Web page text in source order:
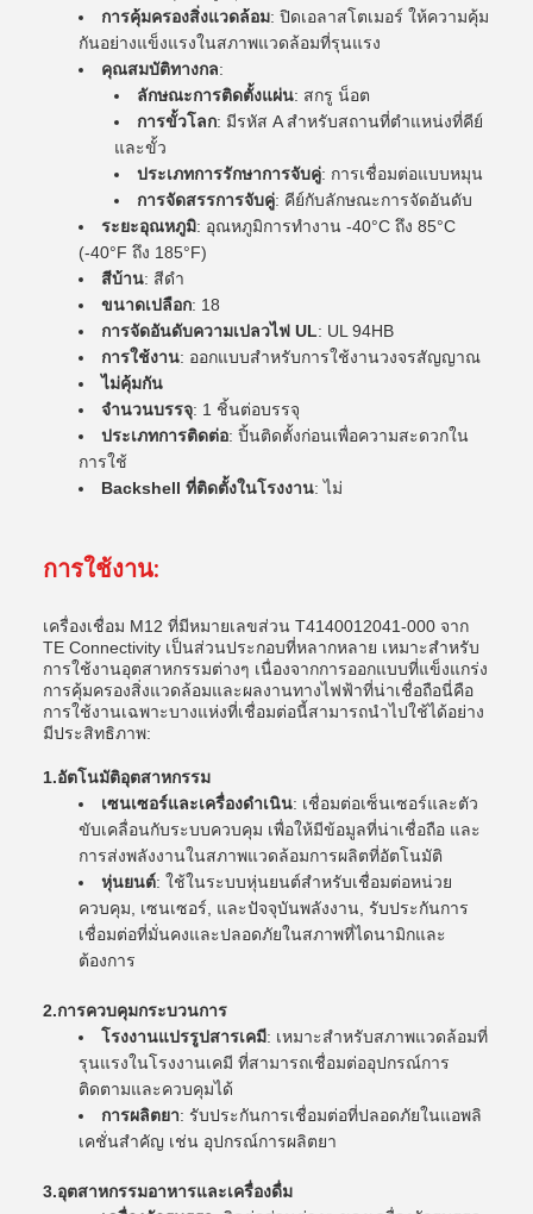
การคุ้มครองสิ่งแวดล้อม: ปิดเอลาสโตเมอร์ ให้ความคุ้ม
กันอย่างแข็งแรงในสภาพแวดล้อมที่รุนแรง
คุณสมบัติทางกล:
ลักษณะการติดตั้งแผ่น: สกรู น็อต
การขั้วโลก: มีรหัส A สําหรับสถานที่ตําแหน่งที่คีย์
และขั้ว
ประเภทการรักษาการจับคู่: การเชื่อมต่อแบบหมุน
การจัดสรรการจับคู่: คีย์กับลักษณะการจัดอันดับ
ระยะอุณหภูมิ: อุณหภูมิการทํางาน -40°C ถึง 85°C
(-40°F ถึง 185°F)
สีบ้าน: สีดํา
ขนาดเปลือก: 18
การจัดอันดับความเปลวไฟ UL: UL 94HB
การใช้งาน: ออกแบบสําหรับการใช้งานวงจรสัญญาณ
ไม่คุ้มกัน
จํานวนบรรจุ: 1 ชิ้นต่อบรรจุ
ประเภทการติดต่อ: ปิ้นติดตั้งก่อนเพื่อความสะดวกใน
การใช้
Backshell ที่ติดตั้งในโรงงาน: ไม่
การใช้งาน:
เครื่องเชื่อม M12 ที่มีหมายเลขส่วน T4140012041-000 จาก
TE Connectivity เป็นส่วนประกอบที่หลากหลาย เหมาะสําหรับ
การใช้งานอุตสาหกรรมต่างๆ เนื่องจากการออกแบบที่แข็งแกร่ง
การคุ้มครองสิ่งแวดล้อมและผลงานทางไฟฟ้าที่น่าเชื่อถือนี่คือ
การใช้งานเฉพาะบางแห่งที่เชื่อมต่อนี้สามารถนําไปใช้ได้อย่าง
มีประสิทธิภาพ:
1.อัตโนมัติอุตสาหกรรม
เซนเซอร์และเครื่องดําเนิน: เชื่อมต่อเซ็นเซอร์และตัว
ขับเคลื่อนกับระบบควบคุม เพื่อให้มีข้อมูลที่น่าเชื่อถือ และ
การส่งพลังงานในสภาพแวดล้อมการผลิตที่อัตโนมัติ
หุ่นยนต์: ใช้ในระบบหุ่นยนต์สําหรับเชื่อมต่อหน่วย
ควบคุม, เซนเซอร์, และปัจจุบันพลังงาน, รับประกันการ
เชื่อมต่อที่มั่นคงและปลอดภัยในสภาพที่ไดนามิกและ
ต้องการ
2.การควบคุมกระบวนการ
โรงงานแปรรูปสารเคมี: เหมาะสําหรับสภาพแวดล้อมที่
รุนแรงในโรงงานเคมี ที่สามารถเชื่อมต่ออุปกรณ์การ
ติดตามและควบคุมได้
การผลิตยา: รับประกันการเชื่อมต่อที่ปลอดภัยในแอพลิ
เคชั่นสําคัญ เช่น อุปกรณ์การผลิตยา
3.อุตสาหกรรมอาหารและเครื่องดื่ม